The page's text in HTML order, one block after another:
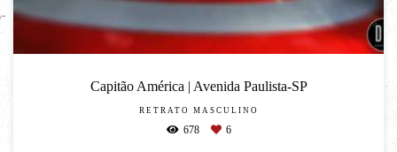
Capitão América | Avenida Paulista-SP
RETRATO MASCULINO
678 6